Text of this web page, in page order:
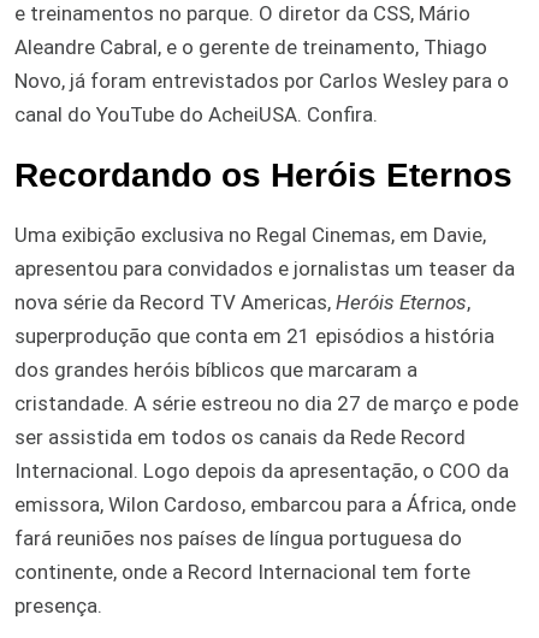
e treinamentos no parque. O diretor da CSS, Mário
Aleandre Cabral, e o gerente de treinamento, Thiago
Novo, já foram entrevistados por Carlos Wesley para o
canal do YouTube do AcheiUSA. Confira.
Recordando os Heróis Eternos
Uma exibição exclusiva no Regal Cinemas, em Davie,
apresentou para convidados e jornalistas um teaser da
nova série da Record TV Americas, Heróis Eternos,
superprodução que conta em 21 episódios a história
dos grandes heróis bíblicos que marcaram a
cristandade. A série estreou no dia 27 de março e pode
ser assistida em todos os canais da Rede Record
Internacional. Logo depois da apresentação, o COO da
emissora, Wilon Cardoso, embarcou para a África, onde
fará reuniões nos países de língua portuguesa do
continente, onde a Record Internacional tem forte
presença.